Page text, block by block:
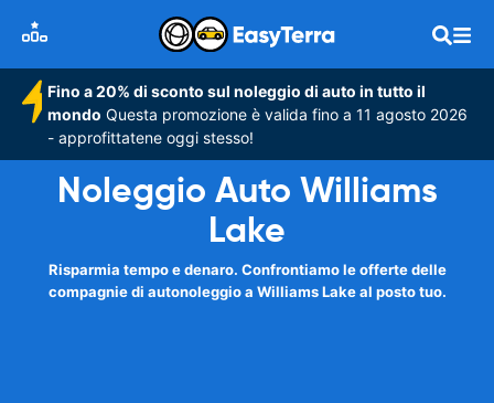
Fino a 20% di sconto sul noleggio di auto in tutto il
mondo Questa promozione è valida fino a 11 agosto 2026
- approfittatene oggi stesso!
Noleggio Auto Williams
Lake
Risparmia tempo e denaro. Confrontiamo le offerte delle
compagnie di autonoleggio a Williams Lake al posto tuo.